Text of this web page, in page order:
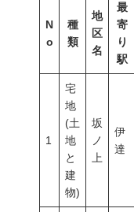
N
o
種
類
地
区
名
最
寄
り
駅
1
宅
地
(土
地
と
建
物)
坂
ノ
上
伊
達